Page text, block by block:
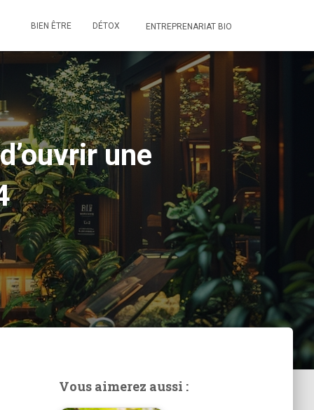
BIEN ÊTRE DÉTOX ENTREPRENARIAT BIO
une
Vous aimerez aussi :